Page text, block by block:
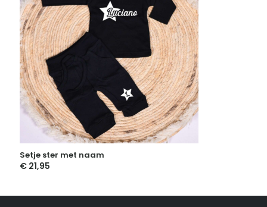
Setje ster met naam
€ 21,95